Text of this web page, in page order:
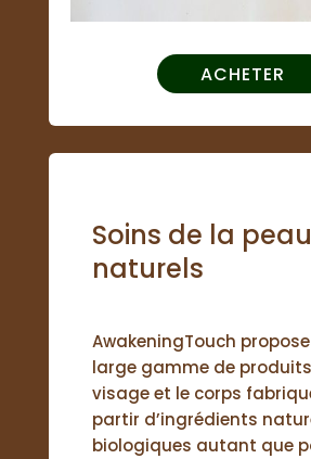
ACHETER
Soins de la peau
naturels
AwakeningTouch
large gamme de
visage et le corps
partir d’ingrédients
biologiques autant que